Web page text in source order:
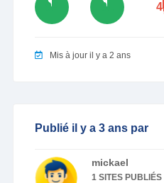
92 91 46
Mis à jour il y a 2 ans
Publié il y a 3 ans par
mickael
1 SITES PUBLIÉS